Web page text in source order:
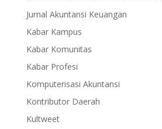
Jurnal Akuntansi Keuangan
Kabar Kampus
Kabar Komunitas
Kabar Profesi
Komputerisasi Akuntansi
Kontributor Daerah
Kultweet